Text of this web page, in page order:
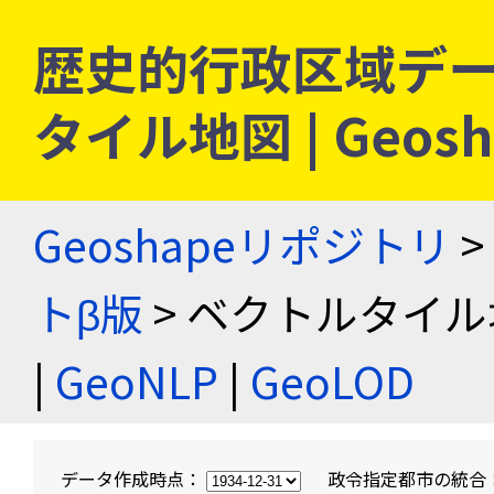
歴史的行政区域デ
タイル地図 |
Geoshapeリポジトリ >
トβ版 > ベクトルタイ
| GeoNLP | GeoLOD
データ作成時点： 政令指定都市の統